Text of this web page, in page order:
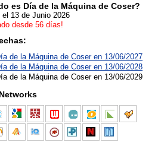
es Día de la Máquina de Coser?
el 13 de Junio 2026
desde 56 días!
de la Máquina de Coser en 13/06/2027
de la Máquina de Coser en 13/06/2028
de la Máquina de Coser en 13/06/2029